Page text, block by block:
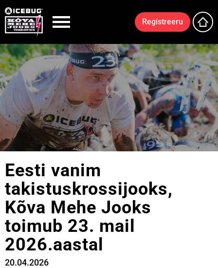
Registreeru
Eesti vanim
takistuskrossijooks,
Kõva Mehe Jooks
toimub 23. mail
2026.aastal
20.04.2026